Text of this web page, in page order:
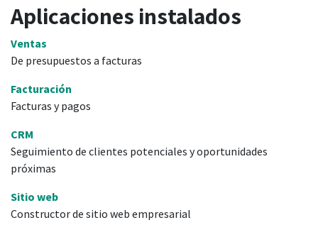
Aplicaciones instalados
Ventas
De presupuestos a facturas
Facturación
Facturas y pagos
CRM
Seguimiento de clientes potenciales y oportunidades
próximas
Sitio web
Constructor de sitio web empresarial